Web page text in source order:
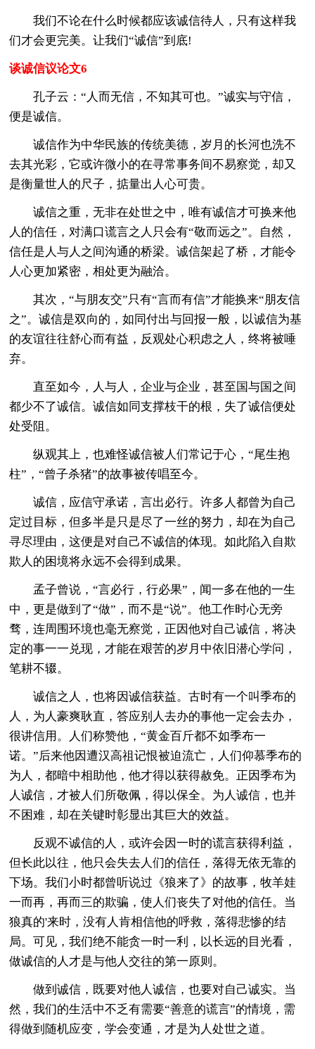
我们不论在什么时候都应该诚信待人，只有这样我
们才会更完美。让我们“诚信”到底!
谈诚信议论文6
孔子云：“人而无信，不知其可也。”诚实与守信，
便是诚信。
诚信作为中华民族的传统美德，岁月的长河也洗不
去其光彩，它或许微小的在寻常事务间不易察觉，却又
是衡量世人的尺子，掂量出人心可贵。
诚信之重，无非在处世之中，唯有诚信才可换来他
人的信任，对满口谎言之人只会有“敬而远之”。自然，
信任是人与人之间沟通的桥梁。诚信架起了桥，才能令
人心更加紧密，相处更为融洽。
其次，“与朋友交”只有“言而有信”才能换来“朋友信
之”。诚信是双向的，如同付出与回报一般，以诚信为基
的友谊往往舒心而有益，反观处心积虑之人，终将被唾
弃。
直至如今，人与人，企业与企业，甚至国与国之间
都少不了诚信。诚信如同支撑枝干的根，失了诚信便处
处受阻。
纵观其上，也难怪诚信被人们常记于心，“尾生抱
柱”，“曾子杀猪”的故事被传唱至今。
诚信，应信守承诺，言出必行。许多人都曾为自己
定过目标，但多半是只是尽了一丝的努力，却在为自己
寻尽理由，这便是对自己不诚信的体现。如此陷入自欺
欺人的困境将永远不会得到成果。
孟子曾说，“言必行，行必果”，闻一多在他的一生
中，更是做到了“做”，而不是“说”。他工作时心无旁
骛，连周围环境也毫无察觉，正因他对自己诚信，将决
定的事一一兑现，才能在艰苦的岁月中依旧潜心学问，
笔耕不辍。
诚信之人，也将因诚信获益。古时有一个叫季布的
人，为人豪爽耿直，答应别人去办的事他一定会去办，
很讲信用。人们称赞他，“黄金百斤都不如季布一
诺。”后来他因遭汉高祖记恨被迫流亡，人们仰慕季布的
为人，都暗中相助他，他才得以获得赦免。正因季布为
人诚信，才被人们所敬佩，得以保全。为人诚信，也并
不困难，却在关键时彰显出其巨大的效益。
反观不诚信的人，或许会因一时的谎言获得利益，
但长此以往，他只会失去人们的信任，落得无依无靠的
下场。我们小时都曾听说过《狼来了》的故事，牧羊娃
一而再，再而三的欺骗，使人们丧失了对他的信任。当
狼真的'来时，没有人肯相信他的呼救，落得悲惨的结
局。可见，我们绝不能贪一时一利，以长远的目光看，
做诚信的人才是与他人交往的第一原则。
做到诚信，既要对他人诚信，也要对自己诚实。当
然，我们的生活中不乏有需要“善意的谎言”的情境，需
得做到随机应变，学会变通，才是为人处世之道。